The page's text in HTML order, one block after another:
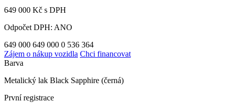
649 000 Kč s DPH
Odpočet DPH: ANO
649 000 649 000 0 536 364
Zájem o nákup vozidla Chci financovat
Barva
Metalický lak Black Sapphire (černá)
První registrace